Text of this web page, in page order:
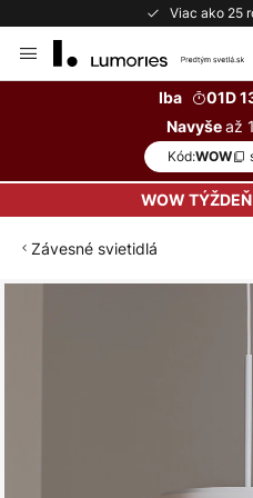
Viac ako 25
to
Iba
01D
Navyšeaž
Kód:WOW
WOW TÝŽDEŇ
Závesné svietidlá